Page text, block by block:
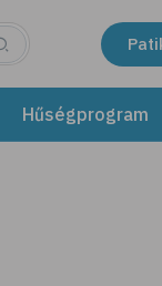
Hűségprogram